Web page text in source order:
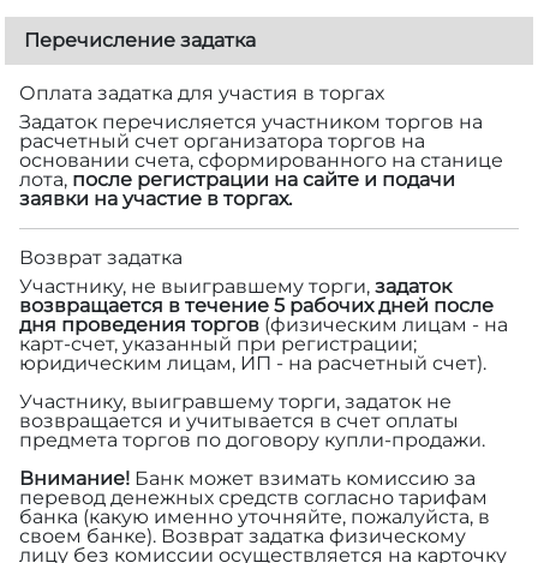
Перечисление задатка
Оплата задатка для участия в торгах
Задаток перечисляется участником торгов на
расчетный счет организатора торгов на
основании счета, сформированного на станице
лота, после регистрации на сайте и подачи
заявки на участие в торгах.
Возврат задатка
Участнику, не выигравшему торги, задаток
возвращается в течение 5 рабочих дней после
дня проведения торгов (физическим лицам - на
карт-счет, указанный при регистрации;
юридическим лицам, ИП - на расчетный счет).
Участнику, выигравшему торги, задаток не
возвращается и учитывается в счет оплаты
предмета торгов по договору купли-продажи.
Внимание! Банк может взимать комиссию за
перевод денежных средств согласно тарифам
банка (какую именно уточняйте, пожалуйста, в
своем банке). Возврат задатка физическому
лицу без комиссии осуществляется на карточку